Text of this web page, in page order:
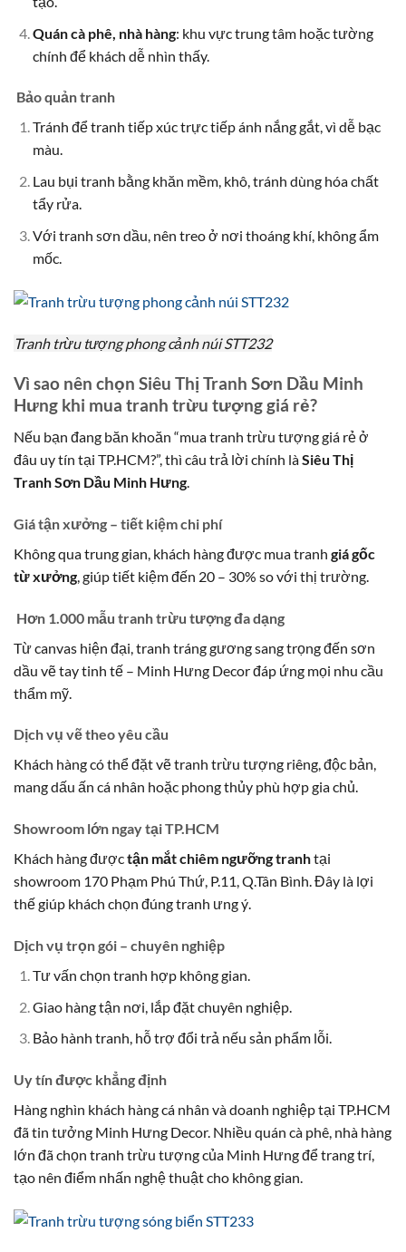
Quán cà phê, nhà hàng: khu vực trung tâm hoặc tường
chính để khách dễ nhìn thấy.
Bảo quản tranh
Tránh để tranh tiếp xúc trực tiếp ánh nắng gắt, vì dễ bạc
màu.
Lau bụi tranh bằng khăn mềm, khô, tránh dùng hóa chất
tẩy rửa.
Với tranh sơn dầu, nên treo ở nơi thoáng khí, không ẩm
mốc.
Tranh trừu tượng phong cảnh núi STT232
Vì sao nên chọn Siêu Thị Tranh Sơn Dầu Minh
Hưng khi mua tranh trừu tượng giá rẻ?
Nếu bạn đang băn khoăn “mua tranh trừu tượng giá rẻ ở
đâu uy tín tại TP.HCM?”, thì câu trả lời chính làSiêu Thị
Tranh Sơn Dầu Minh Hưng.
Giá tận xưởng – tiết kiệm chi phí
Không qua trung gian, khách hàng được mua tranh giá gốc
từ xưởng , giúp tiết kiệm đến 20 – 30% so với thị trường.
Hơn 1.000 mẫu tranh trừu tượng đa dạng
Từ canvas hiện đại, tranh tráng gương sang trọng đến sơn
dầu vẽ tay tinh tế – Minh Hưng Decor đáp ứng mọi nhu cầu
thẩm mỹ.
Dịch vụ vẽ theo yêu cầu
Khách hàng có thể đặt vẽ tranh trừu tượng riêng, độc bản,
mang dấu ấn cá nhân hoặc phong thủy phù hợp gia chủ.
Showroom lớn ngay tại TP.HCM
Khách hàng đượctận mắt chiêm ngưỡng tranhtại
showroom 170 Phạm Phú Thứ, P.11, Q.Tân Bình. Đây là lợi
thế giúp khách chọn đúng tranh ưng ý.
Dịch vụ trọn gói – chuyên nghiệp
Tư vấn chọn tranh hợp không gian.
Giao hàng tận nơi, lắp đặt chuyên nghiệp.
Bảo hành tranh, hỗ trợ đổi trả nếu sản phẩm lỗi.
Uy tín được khẳng định
Hàng nghìn khách hàng cá nhân và doanh nghiệp tại TP.HCM
đã tin tưởng Minh Hưng Decor. Nhiều quán cà phê, nhà hàng
lớn đã chọn tranh trừu tượng của Minh Hưng để trang trí,
tạo nên điểm nhấn nghệ thuật cho không gian.